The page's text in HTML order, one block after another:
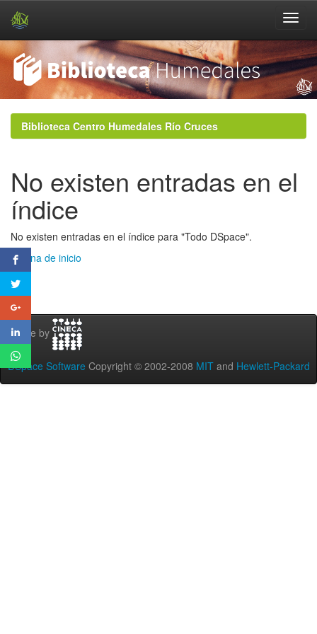
navigationBiblioteca Centro Humedales Río Cruces
No existen entradas en el
índice
No existen entradas en el índice para "Todo DSpace".
Página de inicio
Theme by
DSpace Software Copyright © 2002-2008 MIT and Hewlett-Packard